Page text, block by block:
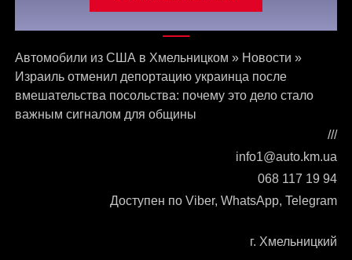
Связаться с нами
Автомобили из США в Хмельницком » Новости »
Израиль отменил депортацию украинца после
вмешательства посольства: почему это дело стало
важным сигналом для общины
///
info1@auto.km.ua
068 117 19 94
Доступен по Viber, WhatsApp, Telegram
г. Хмельницкий